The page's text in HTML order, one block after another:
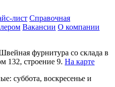
лист Справочная
Вакансии О компании
фурнитура со склада в
132, строение 9. На карте
суббота, воскресенье и